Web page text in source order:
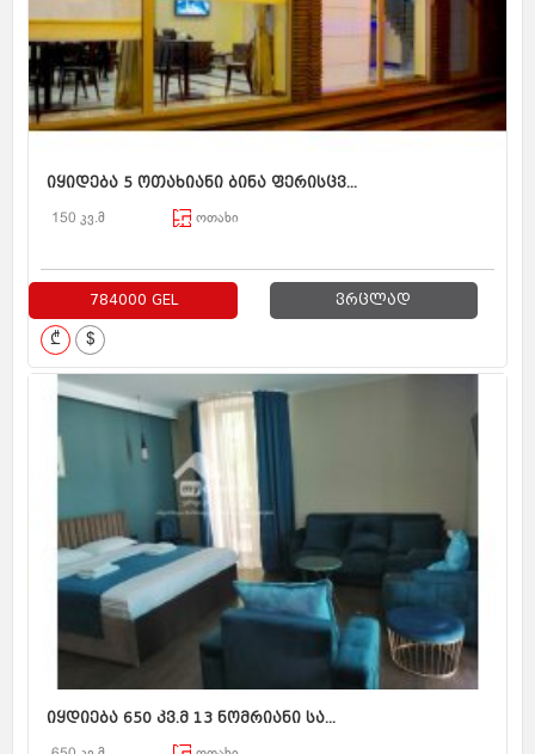
იყიდება 5 ოთახიანი ბინა ფერისცვ...
150 კვ.მ ოთახი
784000 GEL ვრცლად
₾ $
იყდიება 650 კვ.მ 13 ნომრიანი სა...